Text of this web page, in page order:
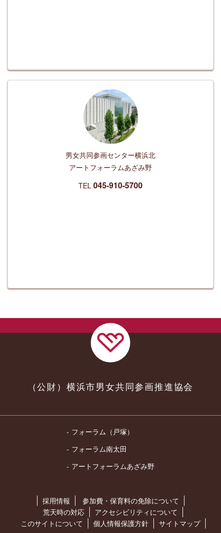
男女共同参画センター横浜北
アートフォーラムあざみ野
TEL 045-910-5700
（公財）横浜市男女共同参画推進協会
フォーラム（戸塚）
フォーラム南太田
アートフォーラムあざみ野
採用情報
参加費・保育料の免除について
荒天時の対応
アクセシビリティについて
このサイトについて
個人情報保護方針 サイトマップ